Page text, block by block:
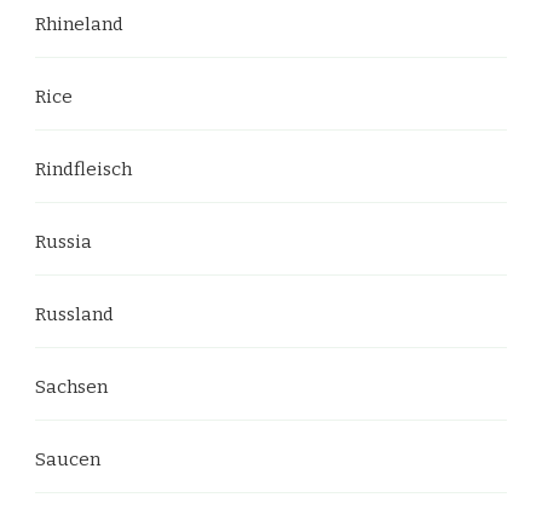
Rhineland
Rice
Rindfleisch
Russia
Russland
Sachsen
Saucen